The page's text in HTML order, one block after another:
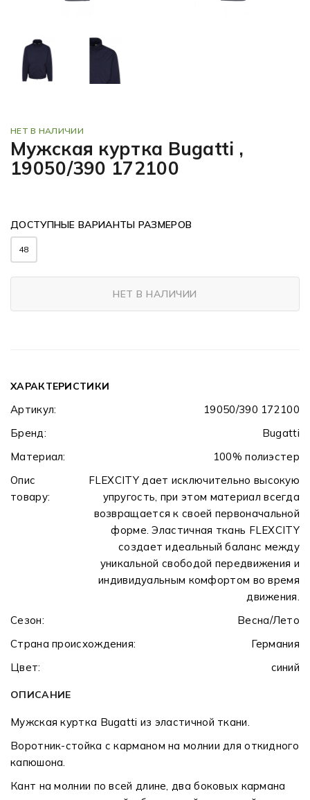
НЕТ В НАЛИЧИИ
Мужская куртка Bugatti ,
19050/390 172100
ДОСТУПНЫЕ ВАРИАНТЫ РАЗМЕРОВ
48
НЕТ В НАЛИЧИИ
ХАРАКТЕРИСТИКИ
Артикул:
19050/390 172100
Бренд:
Bugatti
Материал:
100% полиэстер
Опис
товару:
FLEXCITY дает исключительно высокую
упругость, при этом материал всегда
возвращается к своей первоначальной
форме. Эластичная ткань FLEXCITY
создает идеальный баланс между
уникальной свободой передвижения и
индивидуальным комфортом во время
движения.
Сезон:
Весна/Лето
Страна происхождения:
Германия
Цвет:
синий
ОПИСАНИЕ
Мужская куртка Bugatti из эластичной ткани.
Воротник-стойка с карманом на молнии для откидного
капюшона.
Кант на молнии по всей длине, два боковых кармана